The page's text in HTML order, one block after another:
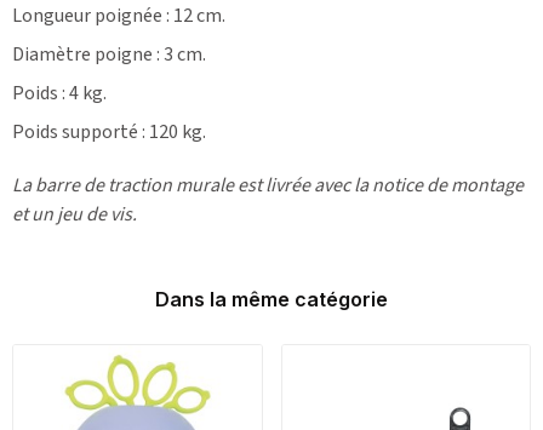
Longueur poignée : 12 cm.
Diamètre poigne : 3 cm.
Poids : 4 kg.
Poids supporté : 120 kg.
La barre de traction murale est livrée avec la notice de montage
et un jeu de vis.
Dans la même catégorie